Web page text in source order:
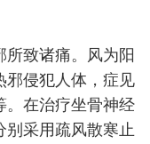
所致诸痛。风为阳
邪侵犯人体，症见
。在治疗坐骨神经
别采用疏风散寒止